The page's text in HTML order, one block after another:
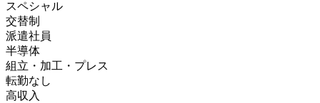
スペシャル
交替制
派遣社員
半導体
組立・加工・プレス
転勤なし
高収入